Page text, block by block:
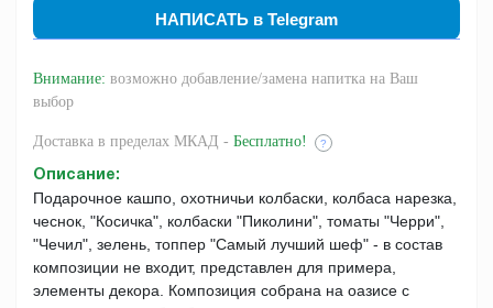
НАПИСАТЬ в Telegram
Внимание: возможно добавление/замена напитка на Ваш
выбор
Доставка в пределах МКАД - Бесплатно! ?
Описание:
Подарочное кашпо, охотничьи колбаски, колбаса нарезка,
чеснок, "Косичка", колбаски "Пиколини", томаты "Черри",
"Чечил", зелень, топпер "Самый лучший шеф" - в состав
композиции не входит, представлен для примера,
элементы декора. Композиция собрана на оазисе с